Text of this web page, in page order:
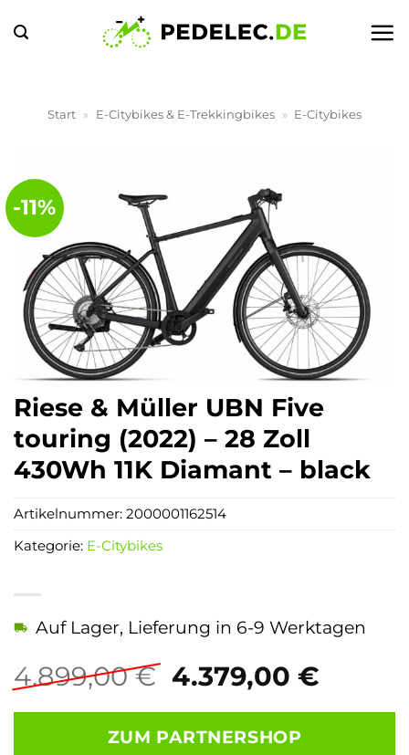
Inhalt
Start » E-Citybikes & E-Trekkingbikes » E-Citybikes
-11%
Riese & Müller UBN Five
touring (2022) – 28 Zoll
430Wh 11K Diamant – black
4.899,00€ Ursprünglicher
war:
4.379,00 €
Auf Lager, Lieferung in 6-9 Werktagen
ZUM PARTNERSHOP
Artikelnummer: 2000001162514
Kategorie: E-Citybikes